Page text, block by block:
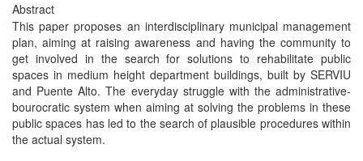
Abstract
This paper proposes an interdisciplinary municipal management
plan, aiming at raising awareness and having the community to
get involved in the search for solutions to rehabilitate public
spaces in medium height department buildings, built by SERVIU
and Puente Alto. The everyday struggle with the administrative-
bourocratic system when aiming at solving the problems in these
public spaces has led to the search of plausible procedures within
the actual system.